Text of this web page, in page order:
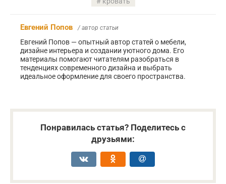
Евгений Попов / автор статьи
Евгений Попов — опытный автор статей о мебели,
дизайне интерьера и создании уютного дома. Его
материалы помогают читателям разобраться в
тенденциях современного дизайна и выбрать
идеальное оформление для своего пространства.
Понравилась статья? Поделитесь с
друзьями: